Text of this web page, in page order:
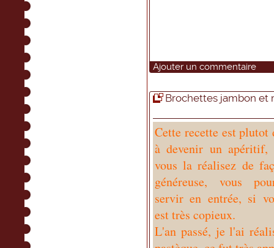
Ajouter un commentaire
Brochettes jambon et
Cette recette est plutot
à devenir un apéritif,
vous la réalisez de
généreuse, vous
servir en entrée, si
est très copieux.
L'an passé, je l'ai